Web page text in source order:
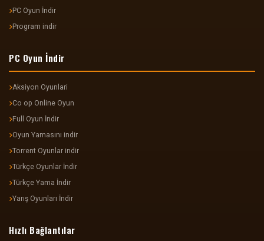
PC Oyun İndir
Program indir
PC Oyun İndir
Aksiyon Oyunlari
Co op Online Oyun
Full Oyun İndir
Oyun Yamasını indir
Torrent Oyunlar indir
Türkçe Oyunlar İndir
Türkçe Yama İndir
Yarış Oyunları İndir
Hızlı Bağlantılar